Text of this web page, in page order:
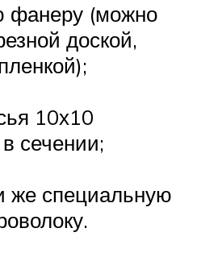
фанеру (можно
доской,
10х10
сечении;
же специальную